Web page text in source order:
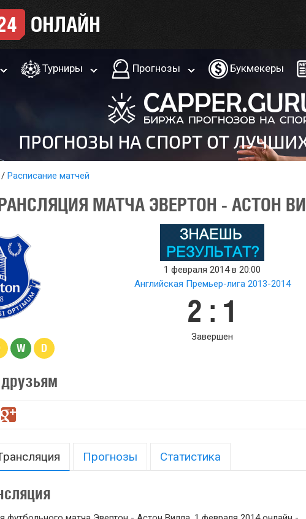
Турниры Прогнозы Букмекеры
Расписание матчей
МАТЧА ЭВЕРТОН - АСТОН
W D
1 февраля 2014 в 20:00
Английская Премьер-лига 2013-2014
2 : 1
Завершен
Прогнозы Статистика